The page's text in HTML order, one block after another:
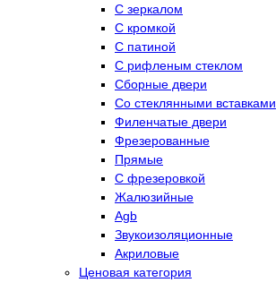
С зеркалом
С кромкой
С патиной
С рифленым стеклом
Сборные двери
Со стеклянными вставками
Филенчатые двери
Фрезерованные
Прямые
С фрезеровкой
Жалюзийные
Agb
Звукоизоляционные
Акриловые
Ценовая категория